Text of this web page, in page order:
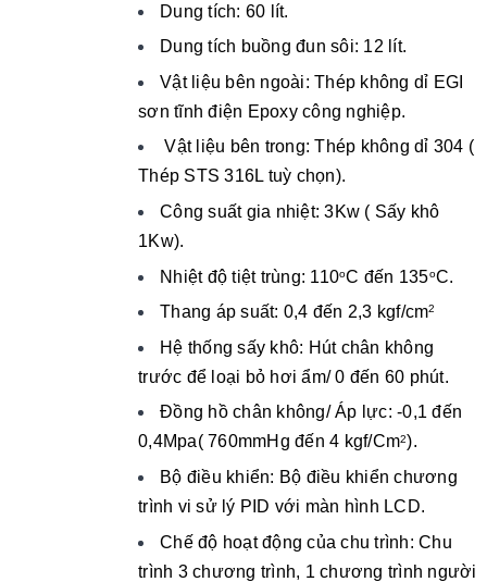
Dung tích: 60 lít.
Dung tích buồng đun sôi: 12 lít.
Vật liệu bên ngoài: Thép không dỉ EGI
sơn tĩnh điện Epoxy công nghiệp.
Vật liệu bên trong: Thép không dỉ 304 (
Thép STS 316L tuỳ chọn).
Công suất gia nhiệt: 3Kw ( Sấy khô
1Kw).
Nhiệt độ tiệt trùng: 110oC đến 135oC.
Thang áp suất: 0,4 đến 2,3 kgf/cm2
Hệ thống sấy khô: Hút chân không
trước để loại bỏ hơi ẩm/ 0 đến 60 phút.
Đồng hồ chân không/ Áp lực: -0,1 đến
0,4Mpa( 760mmHg đến 4 kgf/Cm2).
Bộ điều khiển: Bộ điều khiển chương
trình vi sử lý PID với màn hình LCD.
Chế độ hoạt động của chu trình: Chu
trình 3 chương trình, 1 chương trình người